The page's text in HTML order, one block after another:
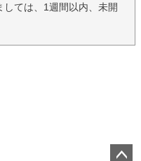
ては、1週間以内、未開